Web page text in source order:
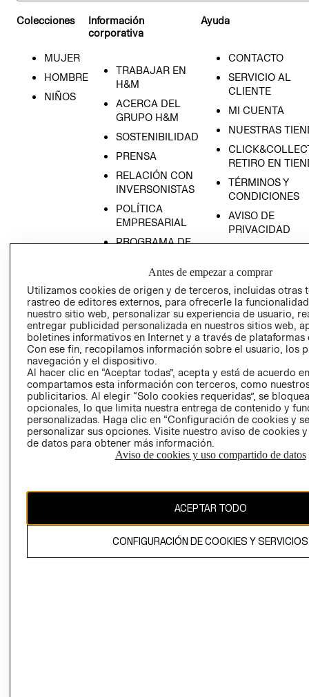
Colecciones
MUJER
HOMBRE
NIÑOS
Información
corporativa
TRABAJAR EN
H&M
ACERCA DEL
GRUPO H&M
SOSTENIBILIDAD
PRENSA
RELACIÓN CON
INVERSONISTAS
POLÍTICA
EMPRESARIAL
PROGRAMA DE
Y ÉTICA
PROGRAMA DE
TRANSPARENCIA
Y ÉTICA (INGLÉS)
Ayuda
CONTACTO
SERVICIO AL
CLIENTE
MI CUENTA
NUESTRAS
RETIRO EN
TÉRMINOS Y
CONDICIONES
AVISO DE
PRIVACIDAD
AVISO DE
DE INDUSTRIA Y
COMERCIO - SIC
PETICIONES
QUEJAS Y
El contenido de esta página web está protegido por copyright y es
propiedad de H&M Hennes & Mauritz AB.
Antes de empezar a comprar
Utilizamos cookies de origen y de terceros, incluidas otras
rastreo de editores externos, para ofrecerle la
nuestro sitio web, personalizar su experiencia de usuario,
entregar publicidad personalizada en nuestros sitios web,
boletines informativos en Internet y a través de plataformas
Con ese fin, recopilamos información sobre el usuario, los
navegación y el dispositivo.
Al hacer clic en “Aceptar todas”, acepta y está de acuerdo
compartamos esta información con terceros, como
publicitarios. Al elegir “Solo cookies requeridas”, se
opcionales, lo que limita nuestra entrega de contenido y
personalizadas. Haga clic en “Configuración de cookies y
personalizar sus opciones. Visite nuestro aviso de cookies
de datos para obtener más información.
Aviso de cookies y uso compartido de datos
ACEPTAR TODO
CONFIGURACIÓN DE COOKIES Y SERVICIOS